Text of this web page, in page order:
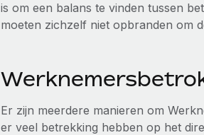
is om een balans te vinden tussen
moeten zichzelf niet opbranden om
Er zijn meerdere manieren om
er veel betrekking hebben op het